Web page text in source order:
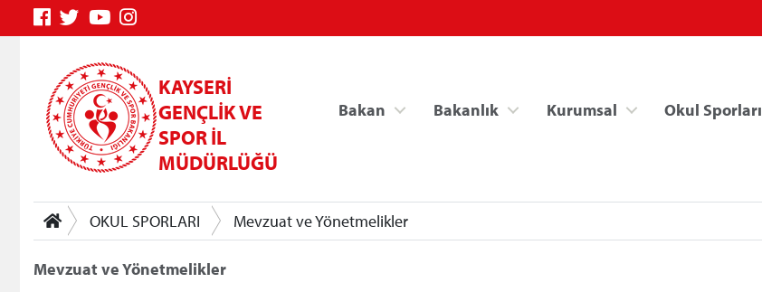
KAYSERİ
GENÇLİK VE
SPOR İL
MÜDÜRLÜĞÜ
Bakan Bakanlık Kurumsal Okul Sporları
OKUL SPORLARI Mevzuat ve Yönetmelikler
Mevzuat ve Yönetmelikler